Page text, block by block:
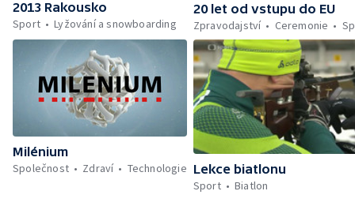
2013 Rakousko
Sport
Lyžování a snowboarding
20 let od vstupu do EU
Zpravodajství
Ceremonie
Milénium
Společnost
Zdraví Technologie Lekce biatlonu
Sport
Biatlon